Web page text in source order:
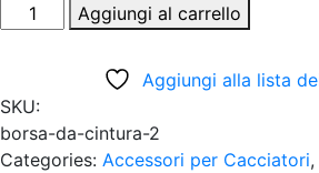
Aggiungi al carrello
Aggiungi alla lista
SKU:
borsa-da-cintura-2
Categories: Accessori per Cacciatori,